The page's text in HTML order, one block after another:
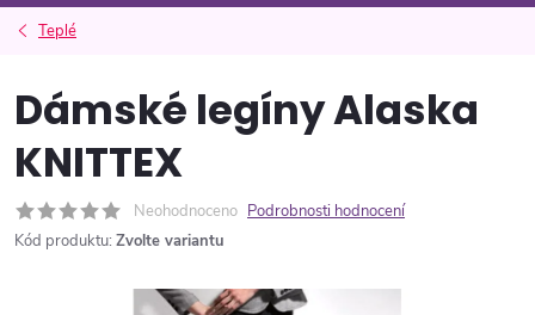
Teplé
Dámské legíny Alaska
KNITTEX
Neohodnoceno Podrobnosti hodnocení
Kód produktu: Zvolte variantu